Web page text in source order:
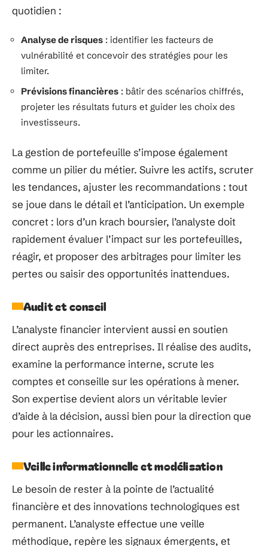
quotidien :
Analyse de risques : identifier les facteurs de
vulnérabilité et concevoir des stratégies pour les
limiter.
Prévisions financières : bâtir des scénarios chiffrés,
projeter les résultats futurs et guider les choix des
investisseurs.
La gestion de portefeuille s’impose également
comme un pilier du métier. Suivre les actifs, scruter
les tendances, ajuster les recommandations : tout
se joue dans le détail et l’anticipation. Un exemple
concret : lors d’un krach boursier, l’analyste doit
rapidement évaluer l’impact sur les portefeuilles,
réagir, et proposer des arbitrages pour limiter les
pertes ou saisir des opportunités inattendues.
Audit et conseil
L’analyste financier intervient aussi en soutien
direct auprès des entreprises. Il réalise des audits,
examine la performance interne, scrute les
comptes et conseille sur les opérations à mener.
Son expertise devient alors un véritable levier
d’aide à la décision, aussi bien pour la direction que
pour les actionnaires.
Veille informationnelle et modélisation
Le besoin de rester à la pointe de l’actualité
financière et des innovations technologiques est
permanent. L’analyste effectue une veille
méthodique, repère les signaux émergents, et